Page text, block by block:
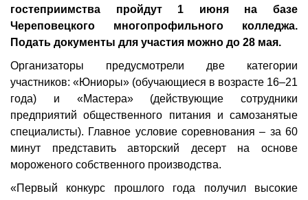
гостеприимства пройдут 1 июня на базе
Череповецкого многопрофильного колледжа.
Подать документы для участия можно до 28 мая.
Организаторы предусмотрели две категории
участников: «Юниоры» (обучающиеся в возрасте 16–21
года) и «Мастера» (действующие сотрудники
предприятий общественного питания и самозанятые
специалисты). Главное условие соревнования – за 60
минут представить авторский десерт на основе
мороженого собственного производства.
«Первый конкурс прошлого года получил высокие